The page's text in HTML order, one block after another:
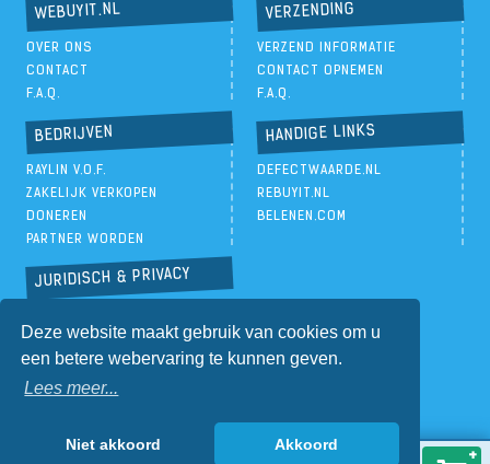
Deze website maakt gebruik van cookies om u
een betere webervaring te kunnen geven.
Lees meer...
Niet akkoord Akkoord
WEBUYIT.NL
OVER ONS
CONTACT
F.A.Q.
VERZENDING
VERZEND INFORMATIE
CONTACT OPNEMEN
F.A.Q.
BEDRIJVEN
RAYLIN V.O.F.
ZAKELIJK VERKOPEN
DONEREN
PARTNER WORDEN
HANDIGE LINKS
DEFECTWAARDE.NL
REBUYIT.NL
BELENEN.COM
JURIDISCH & PRIVACY
ALGEMENE VOORWAARDEN